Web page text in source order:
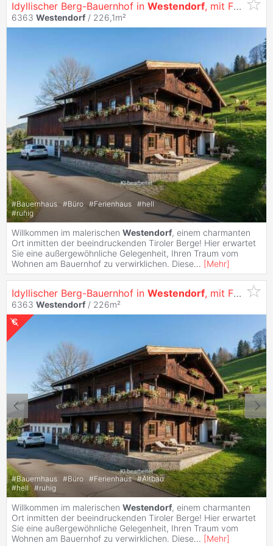
Idyllischer Berg-Bauernhof in Westendorf, mit Freizeitwohnsitz Bewilligung!
6363 Westendorf / 226,1m²
#Bauernhaus #Büro #Ferienhaus #hell
#ruhig
Willkommen im malerischen Westendorf, einem charmanten
Ort inmitten der beeindruckenden Tiroler Berge! Hier erwartet
Sie eine außergewöhnliche Gelegenheit, Ihren Traum vom
Wohnen am Bauernhof zu verwirklichen. Diese... [Mehr]
Idyllischer Berg-Bauernhof in Westendorf, mit Freizeitwohnsitz Bewilligung!
6363 Westendorf / 226m²
#Bauernhaus #Büro #Ferienhaus #Altbau
#hell #ruhig
Willkommen im malerischen Westendorf, einem charmanten
Ort inmitten der beeindruckenden Tiroler Berge! Hier erwartet
Sie eine außergewöhnliche Gelegenheit, Ihren Traum vom
Wohnen am Bauernhof zu verwirklichen. Diese... [Mehr]